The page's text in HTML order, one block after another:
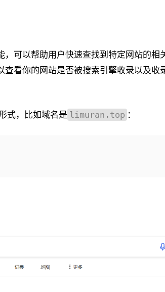
可以帮助用户快速查找到特定网站的相
看你的网站是否被搜索引擎收录以及收
式，比如域名是 limuran.top ：